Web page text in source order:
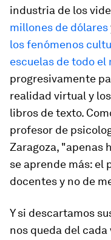
industria de los
millones de dólares
los fenómenos
escuelas de todo el
progresivamente
realidad virtual y
libros de texto.
profesor de
Zaragoza, "apenas
se aprende más: el
docentes y no de
Y si descartamos
nos queda del cada